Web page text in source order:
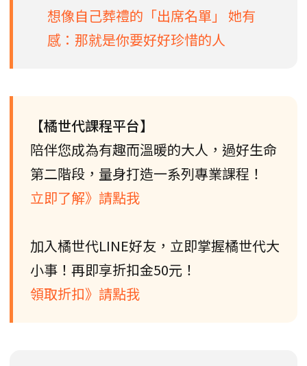
想像自己葬禮的「出席名單」 她有
感：那就是你要好好珍惜的人
【橘世代課程平台】
陪伴您成為有趣而溫暖的大人，過好生命
第二階段，量身打造一系列專業課程！
立即了解》請點我
加入橘世代LINE好友，立即掌握橘世代大
小事！再即享折扣金50元！
領取折扣》請點我